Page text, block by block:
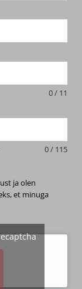
0 / 11
0 / 115
ja olen
et minuga